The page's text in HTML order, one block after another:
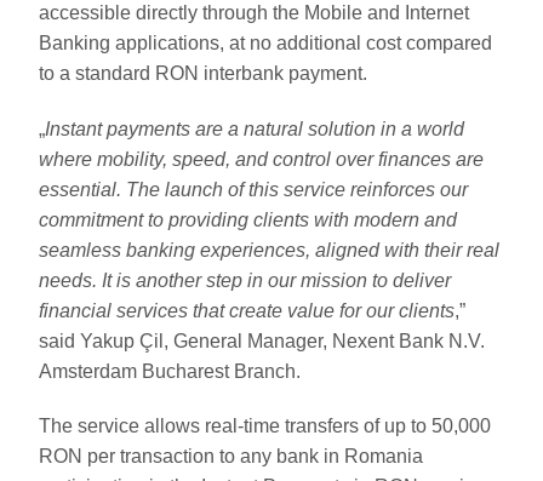
accessible directly through the Mobile and Internet
Banking applications, at no additional cost compared
to a standard RON interbank payment.
„Instant payments are a natural solution in a world
where mobility, speed, and control over finances are
essential. The launch of this service reinforces our
commitment to providing clients with modern and
seamless banking experiences, aligned with their real
needs. It is another step in our mission to deliver
financial services that create value for our clients,”
said Yakup Çil, General Manager, Nexent Bank N.V.
Amsterdam Bucharest Branch.
The service allows real-time transfers of up to 50,000
RON per transaction to any bank in Romania